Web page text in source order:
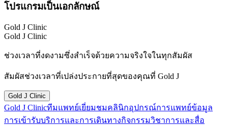
โปรแกรมเป็นเอกลักษณ์
Gold J Clinic
Gold J Clinic
ช่วงเวลาที่งดงามซึ่งสำเร็จด้วยความจริงใจในทุกสัมผัส
สัมผัสช่วงเวลาที่เปล่งประกายที่สุดของคุณที่ Gold J
Gold J Clinic
Gold J Clinicทีมแพทย์เยี่ยมชมคลินิกอุปกรณ์การแพทย์ข้อมูล
การเข้ารับบริการและการเดินทางกิจกรรมวิชาการและสื่อ